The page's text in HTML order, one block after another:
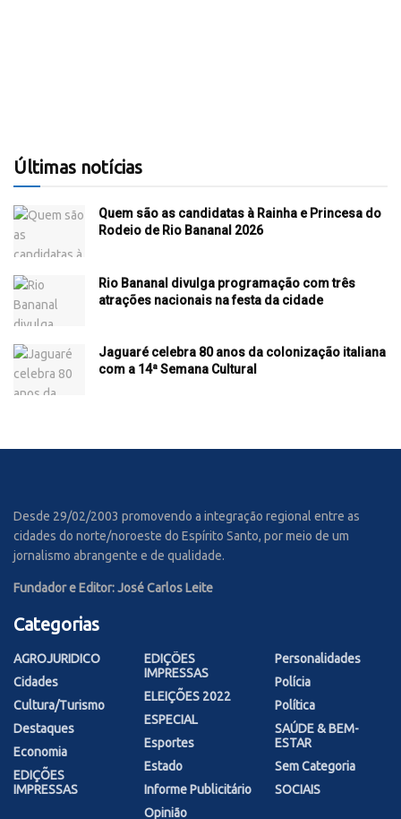
Últimas notícias
Quem são as candidatas à Rainha e Princesa do
Rodeio de Rio Bananal 2026
Rio Bananal divulga programação com três
atrações nacionais na festa da cidade
Jaguaré celebra 80 anos da colonização italiana
com a 14ª Semana Cultural
Desde 29/02/2003 promovendo a integração regional entre as
cidades do norte/noroeste do Espírito Santo, por meio de um
jornalismo abrangente e de qualidade.
Fundador e Editor: José Carlos Leite
Categorias
AGROJURIDICO
Cidades
Cultura/Turismo
Destaques
Economia
EDIÇÕES
IMPRESSAS
EDIÇÕES
IMPRESSAS
ELEIÇÕES 2022
ESPECIAL
Esportes
Estado
Informe Publicitário
Opinião
Personalidades
Polícia
Política
SAÚDE & BEM-
ESTAR
Sem Categoria
SOCIAIS